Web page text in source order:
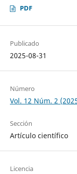
PDF
Publicado
2025-08-31
Número
Vol. 12 Núm. 2
Sección
Artículo científico
Licencia